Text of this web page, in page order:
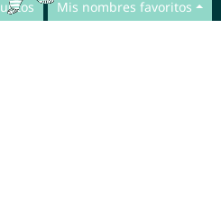
Mis nombres favoritos